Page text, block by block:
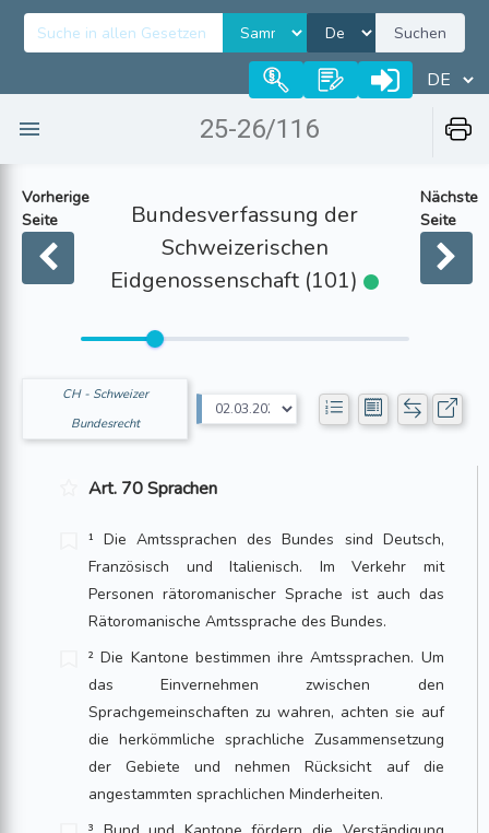
Suchen
25-26/116
Vorherige
Seite
Bundesverfassung der
Schweizerischen
Eidgenossenschaft (101)
Nächste
Seite
CH - Schweizer
Bundesrecht
Art. 70 Sprachen
¹ Die Amtssprachen des Bundes sind Deutsch,
Französisch und Italienisch. Im Verkehr mit
Personen rätoromanischer Sprache ist auch das
Rätoromanische Amtssprache des Bundes.
² Die Kantone bestimmen ihre Amtssprachen. Um
das Einvernehmen zwischen den
Sprachgemeinschaften zu wahren, achten sie auf
die herkömmliche sprachliche Zusammensetzung
der Gebiete und nehmen Rücksicht auf die
angestammten sprachlichen Minderheiten.